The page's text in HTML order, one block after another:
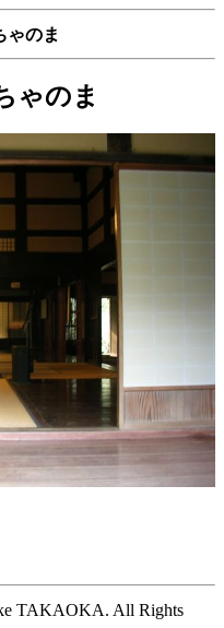
ゃのま
ゃのま
TAKAOKA. All Rights